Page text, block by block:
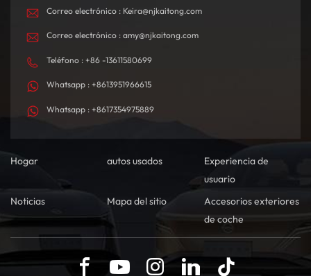
Correo electrónico : Keira@njkaitong.com
Correo electrónico : amy@njkaitong.com
Teléfono : +86 -13611580699
Whatsapp : +8613951966615
Whatsapp : +8617354975889
Hogar autos usados
Experiencia de
usuario
Noticias
Mapa del sitio
Accesorios exteriores
de coche